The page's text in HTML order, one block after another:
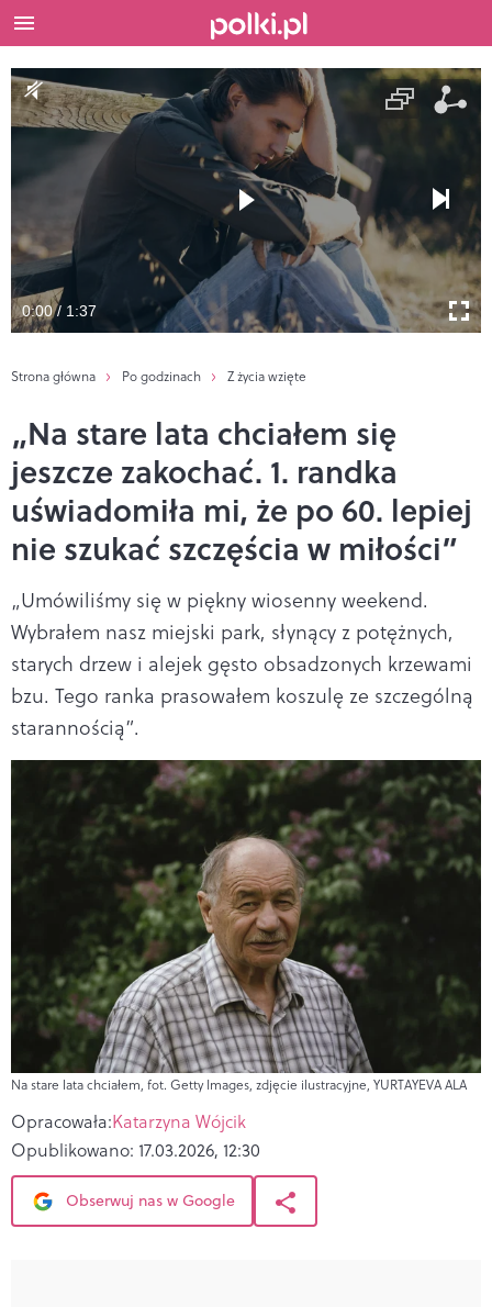
0:00 / 1:37
Strona główna Po godzinach Z życia wzięte
„Na stare lata chciałem się
jeszcze zakochać. 1. randka
uświadomiła mi, że po 60. lepiej
nie szukać szczęścia w miłości”
„Umówiliśmy się w piękny wiosenny weekend.
Wybrałem nasz miejski park, słynący z potężnych,
starych drzew i alejek gęsto obsadzonych krzewami
bzu. Tego ranka prasowałem koszulę ze szczególną
starannością”.
Na stare lata chciałem, fot. Getty Images, zdjęcie ilustracyjne, YURTAYEVA ALA
Opracowała:Katarzyna Wójcik
Opublikowano: 17.03.2026, 12:30
Obserwuj nas w Google